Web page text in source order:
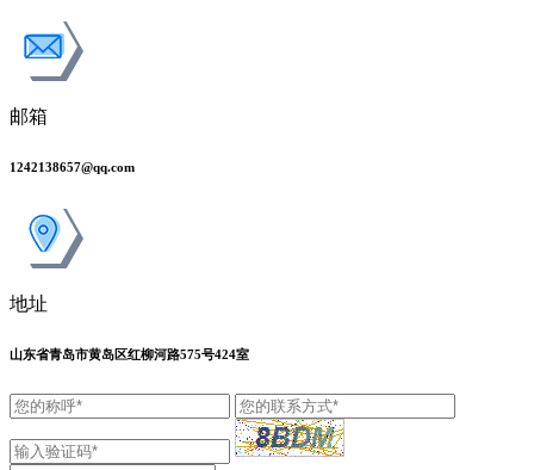
邮箱
1242138657@qq.com
地址
山东省青岛市黄岛区红柳河路575号424室